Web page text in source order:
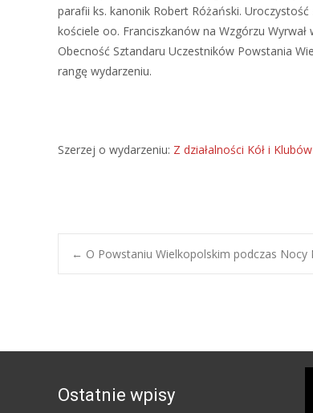
parafii ks. kanonik Robert Różański.
kościele oo. Franciszkanów na Wzgórzu
Obecność Sztandaru Uczestników Powstania
rangę wydarzeniu.
Szerzej o wydarzeniu: Z działalności Kół i
Post
← O Powstaniu Wielkopolskim podczas
Ostatnie wpisy